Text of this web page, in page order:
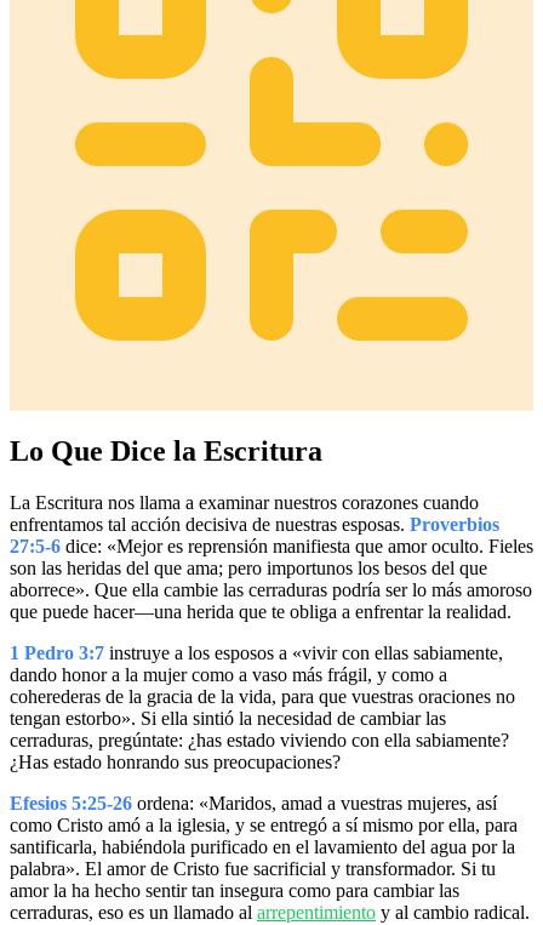
Lo Que Dice la Escritura
La Escritura nos llama a examinar nuestros corazones cuando
enfrentamos tal acción decisiva de nuestras esposas. Proverbios
27:5-6 dice: «Mejor es reprensión manifiesta que amor oculto. Fieles
son las heridas del que ama; pero importunos los besos del que
aborrece». Que ella cambie las cerraduras podría ser lo más amoroso
que puede hacer—una herida que te obliga a enfrentar la realidad.
1 Pedro 3:7 instruye a los esposos a «vivir con ellas sabiamente,
dando honor a la mujer como a vaso más frágil, y como a
coherederas de la gracia de la vida, para que vuestras oraciones no
tengan estorbo». Si ella sintió la necesidad de cambiar las
cerraduras, pregúntate: ¿has estado viviendo con ella sabiamente?
¿Has estado honrando sus preocupaciones?
Efesios 5:25-26 ordena: «Maridos, amad a vuestras mujeres, así
como Cristo amó a la iglesia, y se entregó a sí mismo por ella, para
santificarla, habiéndola purificado en el lavamiento del agua por la
palabra». El amor de Cristo fue sacrificial y transformador. Si tu
amor la ha hecho sentir tan insegura como para cambiar las
cerraduras, eso es un llamado al arrepentimiento y al cambio radical.